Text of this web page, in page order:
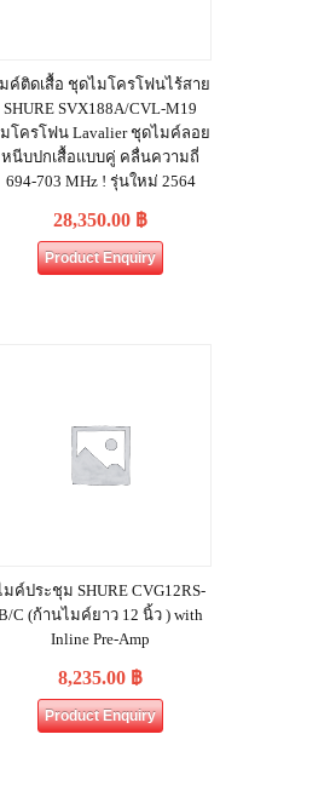
ค์ติดเสื้อ ชุดไมโครโฟนไร้สาย
SHURE SVX188A/CVL-M19
โครโฟน Lavalier ชุดไมค์ลอย
หนีบปกเสื้อแบบคู่ คลื่นความถี่
694-703 MHz ! รุ่นใหม่ 2564
28,350.00 ฿
Product Enquiry
มค์ประชุม SHURE CVG12RS-
C (ก้านไมค์ยาว 12 นิ้ว ) with
Inline Pre-Amp
8,235.00 ฿
Product Enquiry